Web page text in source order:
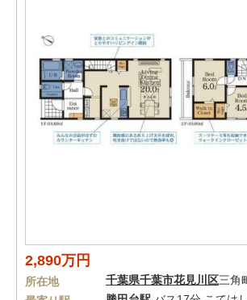
2,890万円
所在地 千葉県千葉市花見川区三角